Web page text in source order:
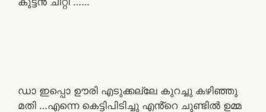
ഡാ ഇപ്പൊ ഊരി എടുക്കല്ലേ കുറച്ചു കഴിഞ്ഞു
മതി …എന്നെ കെട്ടിപിടിച്ചു എൻ്റെ ചുണ്ടിൽ ഉമ്മ